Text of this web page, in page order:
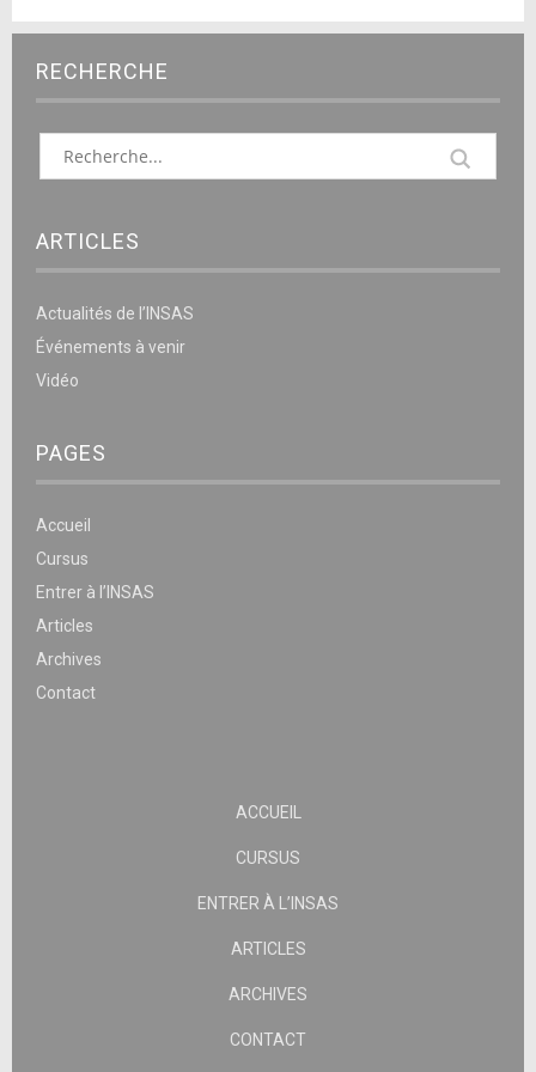
RECHERCHE
ARTICLES
Actualités de l’INSAS
Événements à venir
Vidéo
PAGES
Accueil
Cursus
Entrer à l’INSAS
Articles
Archives
Contact
ACCUEIL
CURSUS
ENTRER À L’INSAS
ARTICLES
ARCHIVES
CONTACT